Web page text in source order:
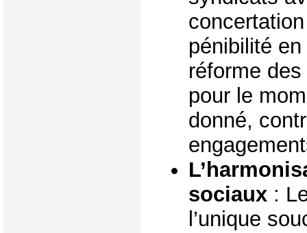
pénibilité
réforme
pour le
donné,
sociaux:
l’unique